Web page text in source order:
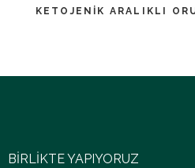
KETOJENIK ARALIKLI
BIRLIKTE YAPIYORUZ